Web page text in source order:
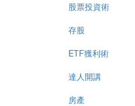
股票投資術
存股
ETF獲利術
達人開講
房產